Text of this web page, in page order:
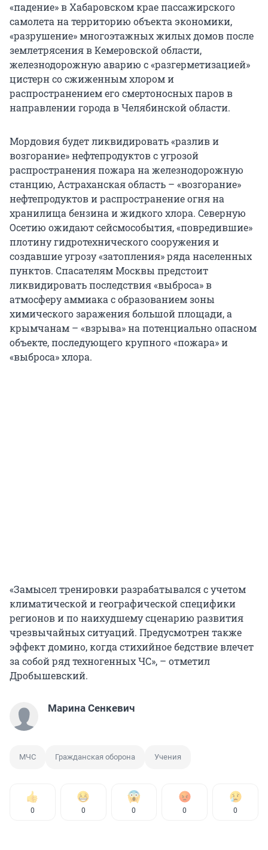
«падение» в Хабаровском крае пассажирского
самолета на территорию объекта экономики,
«разрушение» многоэтажных жилых домов после
землетрясения в Кемеровской области,
железнодорожную аварию с «разгерметизацией»
цистерн со сжиженным хлором и
распространением его смертоносных паров в
направлении города в Челябинской области.
Мордовия будет ликвидировать «разлив и
возгорание» нефтепродуктов с угрозой
распространения пожара на железнодорожную
станцию, Астраханская область – «возгорание»
нефтепродуктов и распространение огня на
хранилища бензина и жидкого хлора. Северную
Осетию ожидают сейсмособытия, «повредившие»
плотину гидротехнического сооружения и
создавшие угрозу «затопления» ряда населенных
пунктов. Спасателям Москвы предстоит
ликвидировать последствия «выброса» в
атмосферу аммиака с образованием зоны
химического заражения большой площади, а
крымчанам – «взрыва» на потенциально опасном
объекте, последующего крупного «пожара» и
«выброса» хлора.
«Замысел тренировки разрабатывался с учетом
климатической и географической специфики
регионов и по наихудшему сценарию развития
чрезвычайных ситуаций. Предусмотрен также
эффект домино, когда стихийное бедствие влечет
за собой ряд техногенных ЧС», – отметил
Дробышевский.
Марина Сенкевич
МЧС Гражданская оборона Учения
0 0 0 0 0